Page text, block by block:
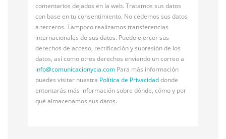
comentarios dejados en la web. Tratamos sus datos
con base en tu consentimiento. No cedemos sus datos
a terceros. Tampoco realizamos transferencias
internacionales de sus datos. Puede ejercer sus
derechos de acceso, rectificación y supresión de los
datos, así como otros derechos enviando un correo a
info@comunicacionycia.com Para más información
puedes visitar nuestra Política de Privacidaddonde
entontarás más información sobre dónde, cómo y por
qué almacenamos sus datos.